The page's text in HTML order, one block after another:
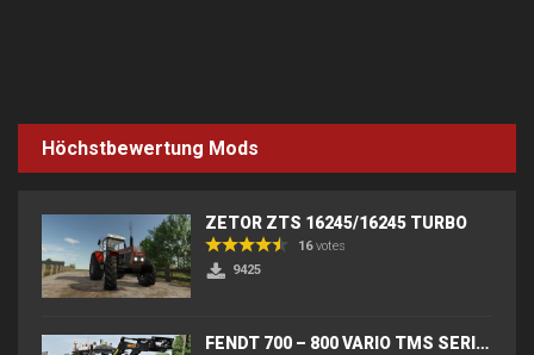
Höchstbewertung Mods
ZETOR ZTS 16245/16245 TURBO
16votes
9425
FENDT 700 – 800 VARIO TMS SERIES (IC) V2